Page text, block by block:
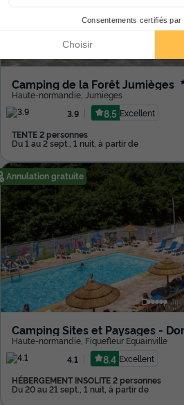
Camping de la Forêt Jumièges
Haute-normandie Jumieges
3.9
8.5 Excellent
TENTE 2 personnes
Du 1 au 2 sept., 1 nuit, à partir de
Annulation gratuite
Haute-normandie Fiquefleur Equainville
4.1
8.4 Excellent
HÉBERGEMENT INSOLITE 2 personnes
Du 20 au 21 sept., 1 nuit, à partir de